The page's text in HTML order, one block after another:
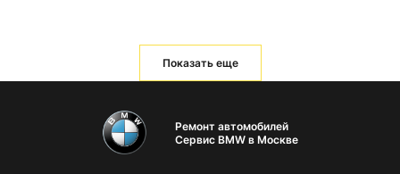
Показать еще
Ремонт автомобилей
Сервис BMW в Москве